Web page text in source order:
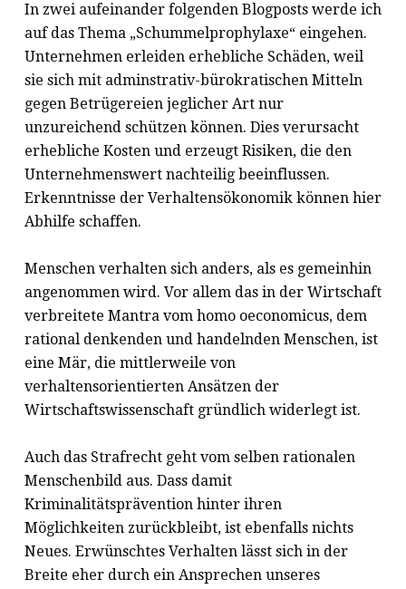
In zwei aufeinander folgenden Blogposts werde ich
auf das Thema „Schummelprophylaxe“ eingehen.
Unternehmen erleiden erhebliche Schäden, weil
sie sich mit adminstrativ-bürokratischen Mitteln
gegen Betrügereien jeglicher Art nur
unzureichend schützen können. Dies verursacht
erhebliche Kosten und erzeugt Risiken, die den
Unternehmenswert nachteilig beeinflussen.
Erkenntnisse der Verhaltensökonomik können hier
Abhilfe schaffen.
Menschen verhalten sich anders, als es gemeinhin
angenommen wird. Vor allem das in der Wirtschaft
verbreitete Mantra vom homo oeconomicus, dem
rational denkenden und handelnden Menschen, ist
eine Mär, die mittlerweile von
verhaltensorientierten Ansätzen der
Wirtschaftswissenschaft gründlich widerlegt ist.
Auch das Strafrecht geht vom selben rationalen
Menschenbild aus. Dass damit
Kriminalitätsprävention hinter ihren
Möglichkeiten zurückbleibt, ist ebenfalls nichts
Neues. Erwünschtes Verhalten lässt sich in der
Breite eher durch ein Ansprechen unseres